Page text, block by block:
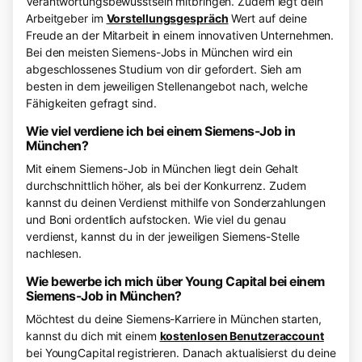
Arbeitgeber im Vorstellungsgespräch Wert auf deine
Freude an der Mitarbeit in einem innovativen Unternehmen.
Bei den meisten Siemens-Jobs in München wird ein
abgeschlossenes Studium von dir gefordert. Sieh am
besten in dem jeweiligen Stellenangebot nach, welche
Fähigkeiten gefragt sind.
Wie viel verdiene ich bei einem Siemens-Job in
München?
Mit einem Siemens-Job in München liegt dein Gehalt
durchschnittlich höher, als bei der Konkurrenz. Zudem
kannst du deinen Verdienst mithilfe von Sonderzahlungen
und Boni ordentlich aufstocken. Wie viel du genau
verdienst, kannst du in der jeweiligen Siemens-Stelle
nachlesen.
Wie bewerbe ich mich über Young Capital bei einem
Siemens-Job in München?
Möchtest du deine Siemens-Karriere in München starten,
kannst du dich mit einem kostenlosen Benutzeraccount
bei YoungCapital registrieren. Danach aktualisierst du deine